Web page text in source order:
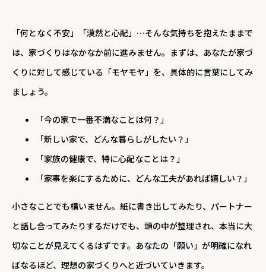
「何となく不安」「漠然と心配」…そんな気持ちを抱えたままで
は、家づくりはなかなか前に進みません。まずは、あなたが家づ
くりに対して感じている「モヤモヤ」を、具体的に言葉にしてみ
ましょう。
「今の家で一番不満なことは何？」
「新しい家で、どんな暮らしがしたい？」
「家族の健康で、特に心配なことは？」
「家事を楽にするために、どんな工夫があれば嬉しい？」
小さなことでも構いません。紙に書き出してみたり、パートナー
と話し合ってみたりするだけでも、頭の中が整理され、本当に大
切なことが見えてくるはずです。あなたの「願い」が明確になれ
ばなるほど、理想の家づくりへと近づいていきます。